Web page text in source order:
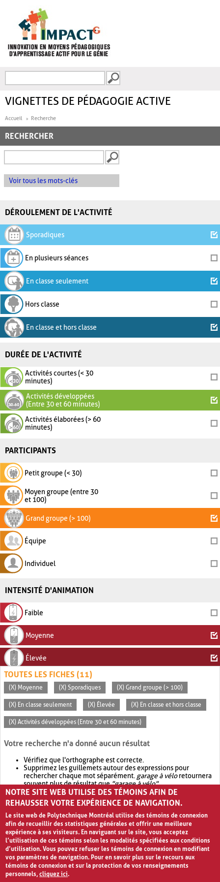
FORMULAIRE DE
VIGNETTES DE PÉDAGOGIE ACTIVE
Accueil Recherche
RECHERCHER
Voir tous les mots-clés
DÉROULEMENT DE L'ACTIVITÉ
Sporadiques
En plusieurs séances
En classe seulement
Hors classe
En classe et hors classe
DURÉE DE L'ACTIVITÉ
Activités courtes (< 30
minutes)
Activités développées
(Entre 30 et 60 minutes)
Activités élaborées (> 60
minutes)
PARTICIPANTS
Petit groupe (< 30)
Moyen groupe (entre 30
et 100)
Grand groupe (> 100)
Équipe
Individuel
INTENSITÉ D'ANIMATION
Faible
Moyenne
Élevée
TOUTES LES FICHES (11)
(X) Moyenne (X) Sporadiques (X) Grand groupe (> 100)
(X) En classe seulement (X) Élevée (X) En classe et hors classe
(X) Activités développées (Entre 30 et 60 minutes)
Votre recherche n'a donné aucun résultat
Vérifiez que l'orthographe est correcte.
Supprimez les guillemets autour des expressions pour
rechercher chaque mot séparément. garage à véloretournera
souvent plus de résultat que"garage à vélo".
Envisagez d'élargir votre recherche avec OR.garage OR vélo
retournera souvent plus de résultat quegarage à vélo
NOTRE SITE WEB UTILISE DES TÉMOINS AFIN DE
REHAUSSER VOTRE EXPÉRIENCE DE NAVIGATION.
Le site web de Polytechnique Montréal utilise des témoins de connexion
afin de recueillir des statistiques générales et offrir une meilleure
expérience à ses visiteurs. En naviguant sur le site, vous acceptez
l’utilisation de ces témoins selon les modalités spécifiées aux conditions
d’utilisation. Vous pouvez refuser les témoins de connexion en modifiant
vos paramètres de navigation. Pour en savoir plus sur le recours aux
témoins de connexion et sur la protection de vos renseignements
personnels,cliquez ici.